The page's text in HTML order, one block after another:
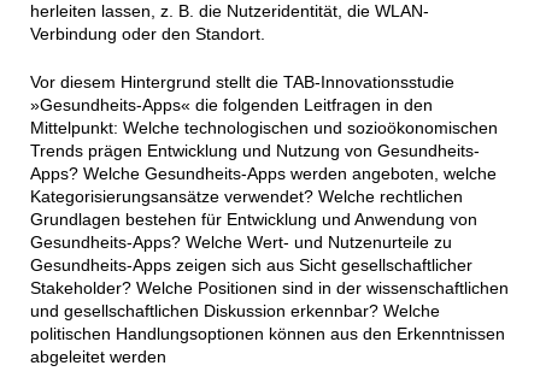
herleiten lassen, z. B. die Nutzeridentität, die WLAN-
Verbindung oder den Standort.
Vor diesem Hintergrund stellt die TAB-Innovationsstudie
»Gesundheits-Apps« die folgenden Leitfragen in den
Mittelpunkt: Welche technologischen und sozioökonomischen
Trends prägen Entwicklung und Nutzung von Gesundheits-
Apps? Welche Gesundheits-Apps werden angeboten, welche
Kategorisierungsansätze verwendet? Welche rechtlichen
Grundlagen bestehen für Entwicklung und Anwendung von
Gesundheits-Apps? Welche Wert- und Nutzenurteile zu
Gesundheits-Apps zeigen sich aus Sicht gesellschaftlicher
Stakeholder? Welche Positionen sind in der wissenschaftlichen
und gesellschaftlichen Diskussion erkennbar? Welche
politischen Handlungsoptionen können aus den Erkenntnissen
abgeleitet werden